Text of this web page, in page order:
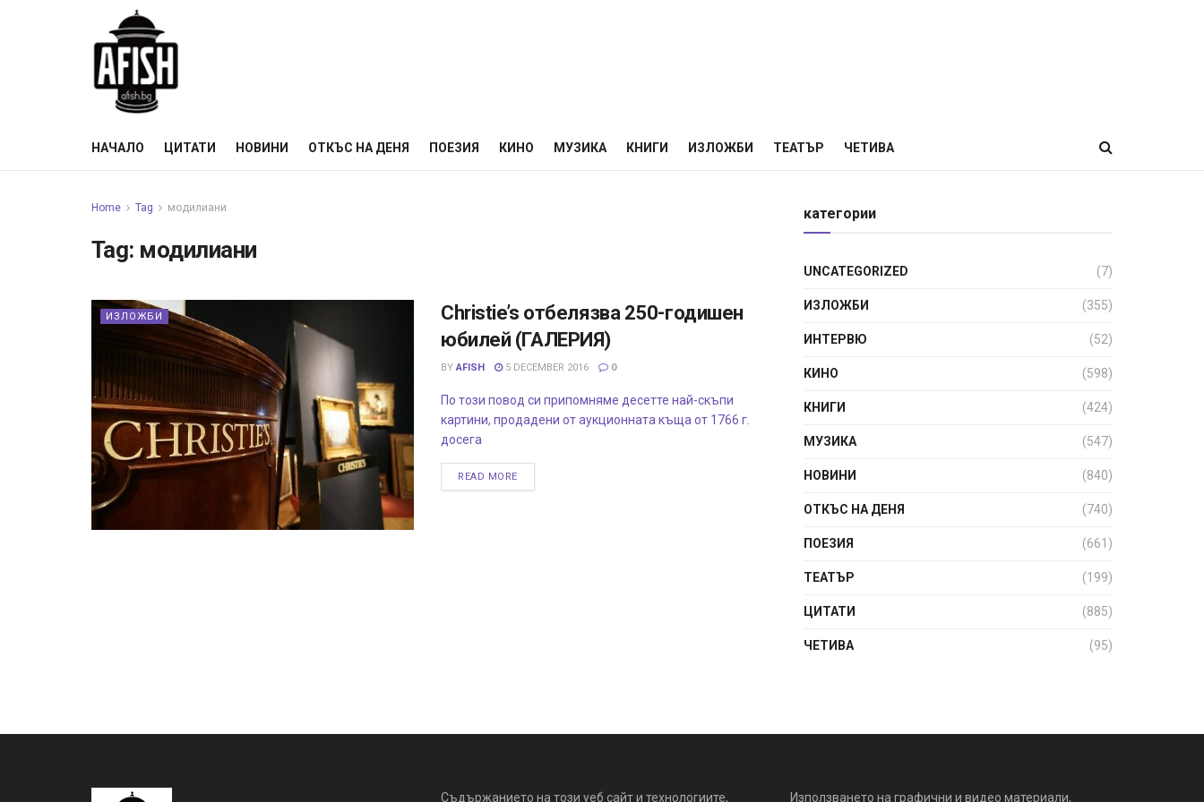
НАЧАЛО ЦИТАТИ НОВИНИ ОТКЪС НА ДЕНЯ ПОЕЗИЯ КИНО МУЗИКА КНИГИ ИЗЛОЖБИ ТЕАТЪР ЧЕТИВА
Home Tag модилиани
Tag: модилиани
ИЗЛОЖБИ
Christie’s отбелязва 250-годишен
юбилей (ГАЛЕРИЯ)
BY AFISH 5 DECEMBER 2016 0
По този повод си припомняме десетте най-скъпи
картини, продадени от аукционната къща от 1766 г.
досега
READ MORE
категории
UNCATEGORIZED (7)
ИЗЛОЖБИ (355)
ИНТЕРВЮ (52)
КИНО (598)
КНИГИ (424)
МУЗИКА (547)
НОВИНИ (840)
ОТКЪС НА ДЕНЯ (740)
ПОЕЗИЯ (661)
ТЕАТЪР (199)
ЦИТАТИ (885)
ЧЕТИВА (95)
Съдържанието на този уеб сайт и технологиите, Използването на графични и видео материали,